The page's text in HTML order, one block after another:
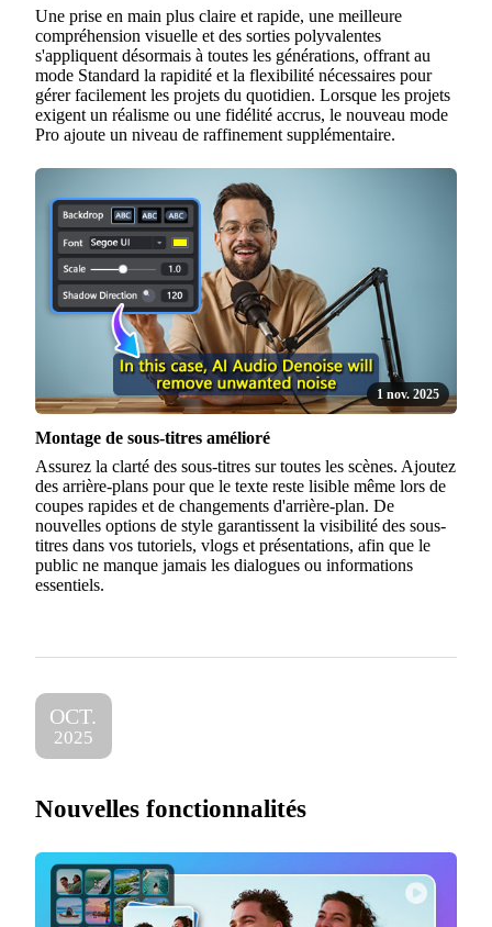
Une prise en main plus claire et rapide, une meilleure
compréhension visuelle et des sorties polyvalentes
s'appliquent désormais à toutes les générations, offrant au
mode Standard la rapidité et la flexibilité nécessaires pour
gérer facilement les projets du quotidien. Lorsque les projets
exigent un réalisme ou une fidélité accrus, le nouveau mode
Pro ajoute un niveau de raffinement supplémentaire.
1 nov. 2025
Montage de sous-titres amélioré
Assurez la clarté des sous-titres sur toutes les scènes. Ajoutez
des arrière-plans pour que le texte reste lisible même lors de
coupes rapides et de changements d'arrière-plan. De
nouvelles options de style garantissent la visibilité des sous-
titres dans vos tutoriels, vlogs et présentations, afin que le
public ne manque jamais les dialogues ou informations
essentiels.
OCT.
2025
Nouvelles fonctionnalités